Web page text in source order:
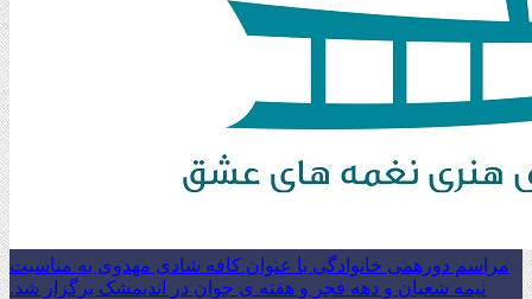
مراسم دورهمی خانوادگی با عنوان کافه شادی مهدوی به مناسبت
نیمه شعبان و دهه فجر و هفته ی جوان در اندیمشک برگزار شد.